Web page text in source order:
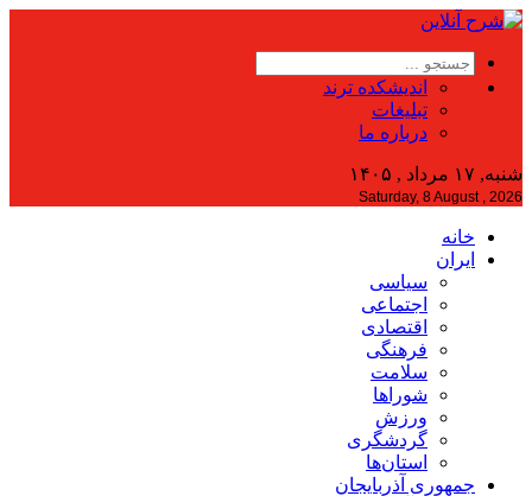
اندیشکده ترند
تبلیغات
درباره ما
شنبه, ۱۷ مرداد , ۱۴۰۵
Saturday, 8 August , 2026
خانه
ایران
سیاسی
اجتماعی
اقتصادی
فرهنگی
سلامت
شوراها
ورزش
گردشگری
استان‌ها
جمهوری آذربایجان